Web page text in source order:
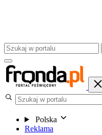
Polska
Reklama